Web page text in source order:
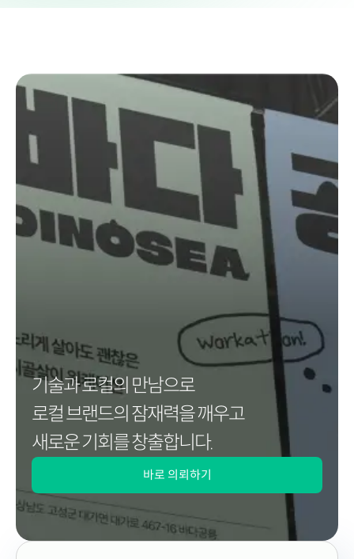
기술과 로컬의 만남으로
로컬 브랜드의 잠재력을 깨우고
새로운 기회를 창출합니다.
바로 의뢰하기